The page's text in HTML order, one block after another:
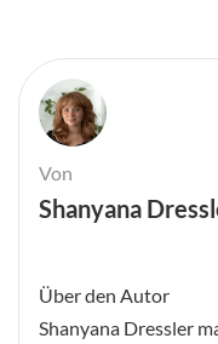
Von
Shanyana
Über den Autor
Shanyana Dressler